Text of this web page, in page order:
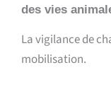
des vies
La vigilance de
mobilisation.